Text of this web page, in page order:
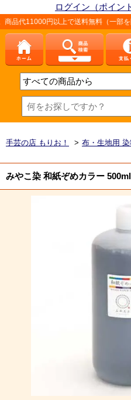
ログイン（ポイン
以上で送料無料（一部を除く）、
手芸の店 もりお！ > 布・生地用
みやこ染 和紙ぞめカラー